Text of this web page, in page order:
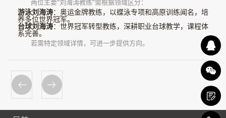
两位主要“刘海涛教练”需根据领域区分：
游泳刘海涛：奥运金牌教练，以蝶泳专项和高原训练闻名，培
养多位世界冠军。
台球刘海涛：世界冠军转型教练，深耕职业台球教学，课程体
系完善。
若需特定领域详情，可进一步提供方向。